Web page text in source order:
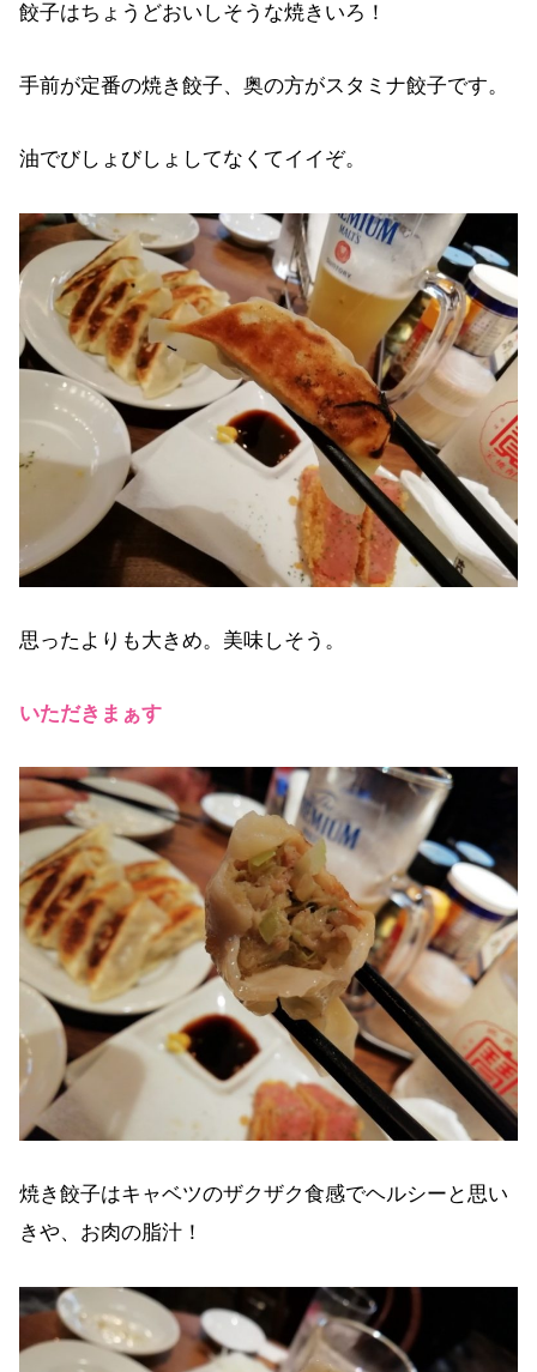
餃子はちょうどおいしそうな焼きいろ！
手前が定番の焼き餃子、奥の方がスタミナ餃子です。
油でびしょびしょしてなくてイイぞ。
思ったよりも大きめ。美味しそう。
いただきまぁす
焼き餃子はキャベツのザクザク食感でヘルシーと思い
きや、お肉の脂汁！